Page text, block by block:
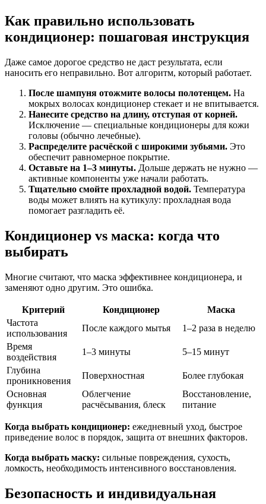
Как правильно использовать
кондиционер: пошаговая инструкция
Даже самое дорогое средство не даст результата, если
наносить его неправильно. Вот алгоритм, который работает.
После шампуня отожмите волосы полотенцем. На
мокрых волосах кондиционер стекает и не впитывается.
Нанесите средство на длину, отступая от корней.
Исключение — специальные кондиционеры для кожи
головы (обычно лечебные).
Распределите расчёской с широкими зубьями. Это
обеспечит равномерное покрытие.
Оставьте на 1–3 минуты. Дольше держать не нужно —
активные компоненты уже начали работать.
Тщательно смойте прохладной водой. Температура
воды может влиять на кутикулу: прохладная вода
помогает разгладить её.
Кондиционер vs маска: когда что
выбирать
Многие считают, что маска эффективнее кондиционера, и
заменяют одно другим. Это ошибка.
Критерий Кондиционер
Маска
Частота
использования
После каждого мытья
1–2 раза в неделю
Время
воздействия
1–3 минуты
5–15 минут
Глубина
проникновения
Поверхностная
Более глубокая
Основная
функция
Облегчение
расчёсывания, блеск
Восстановление,
питание
Когда выбрать кондиционер: ежедневный уход, быстрое
приведение волос в порядок, защита от внешних факторов.
Когда выбрать маску: сильные повреждения, сухость,
ломкость, необходимость интенсивного восстановления.
Безопасность и индивидуальная